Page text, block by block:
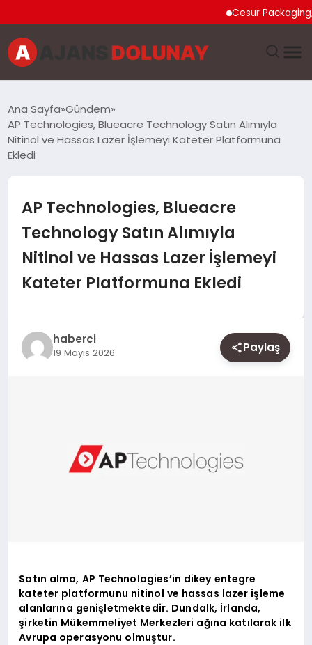
Cesur Packaging,
EĞITIM
GENEL
GÜNCEL
MAGAZIN
SIYASET
Ana Sayfa Gündem
AP Technologies, Blueacre Technology Satın Alımıyla
Nitinol ve Hassas Lazer İşlemeyi Kateter Platformuna
Ekledi
AP Technologies, Blueacre
Technology Satın Alımıyla
Nitinol ve Hassas Lazer İşlemeyi
Kateter Platformuna Ekledi
haberci
19 Mayıs 2026 Paylaş
Satın alma, AP Technologies’in dikey entegre
kateter platformunu nitinol ve hassas lazer işleme
alanlarına genişletmektedir. Dundalk, İrlanda,
şirketin Mükemmeliyet Merkezleri ağına katılarak ilk
Avrupa operasyonu olmuştur.